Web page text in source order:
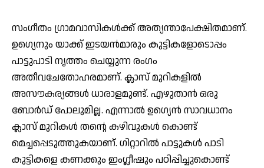
സംഗീതം ഗ്രാമവാസികള്‍ക്ക് അത്യന്താപേക്ഷിതമാണ്.
ഉഗ്യെനും യാക്ക് ഇടയന്‍മാരും കുട്ടികളോടൊപ്പം
പാട്ടുപാടി നൃത്തം ചെയ്യുന്ന രംഗം
അതീവചേതോഹരമാണ്. ക്ലാസ് മുറികളില്‍
അസൗകര്യങ്ങള്‍ ധാരാളമുണ്ട്. എഴുതാന്‍ ഒരു
ബോര്‍ഡ് പോലുമില്ല. എന്നാല്‍ ഉഗ്യെന്‍ സാവധാനം
ക്ലാസ് മുറികള്‍ തന്റെ കഴിവുകള്‍ കൊണ്ട്
മെച്ചപ്പെടുത്തുകയാണ്. ഗിറ്റാറില്‍ പാട്ടുകള്‍ പാടി
കുട്ടികളെ കണക്കും ഇംഗ്ലീഷും പഠിപ്പിച്ചുകൊണ്ട്